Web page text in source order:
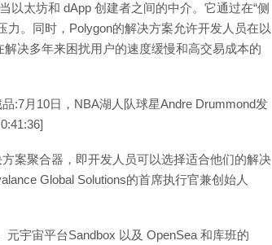
以太坊和 dApp 创建者之间的中介。它通过在“侧
。同时，Polygon的解决方案允许开发人员在以
决多年来困扰用户的速度缓慢和高交易成本的
:7月10日，NBA湖人队球星Andre Drummond发
案聚合器，即开发人员可以选择适合他们的解决
Global Solutions的首席执行官兼创始人
宇宙平台Sandbox 以及 OpenSea 和库班的